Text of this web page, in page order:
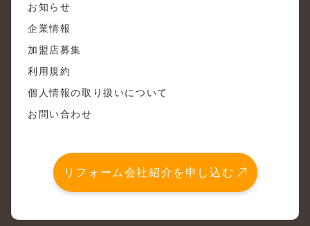
お知らせ
企業情報
加盟店募集
利用規約
個人情報の取り扱いについて
お問い合わせ
リフォーム会社紹介を申し込む